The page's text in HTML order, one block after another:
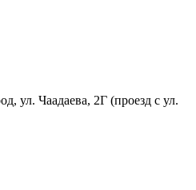
ул. Чаадаева, 2Г (проезд с ул.